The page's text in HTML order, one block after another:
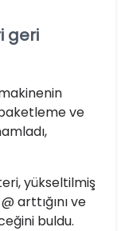
geri
ve
yükseltilmiş
arttığını ve
buldu.